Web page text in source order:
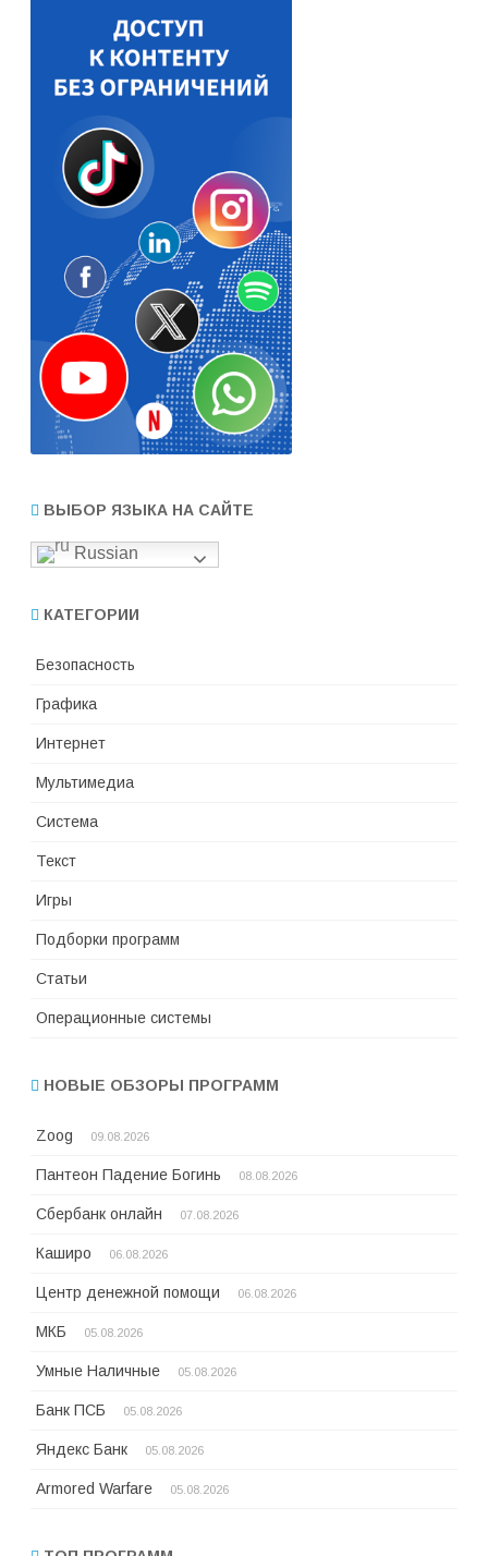
ВЫБОР ЯЗЫКА НА САЙТЕ
Russian
КАТЕГОРИИ
Безопасность
Графика
Интернет
Мультимедиа
Система
Текст
Игры
Подборки программ
Статьи
Операционные системы
НОВЫЕ ОБЗОРЫ ПРОГРАММ
Zoog 09.08.2026
Пантеон Падение Богинь 08.08.2026
Сбербанк онлайн 07.08.2026
Каширо 06.08.2026
Центр денежной помощи 06.08.2026
МКБ 05.08.2026
Умные Наличные 05.08.2026
Банк ПСБ 05.08.2026
Яндекс Банк 05.08.2026
Armored Warfare 05.08.2026